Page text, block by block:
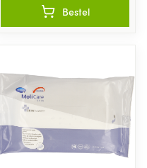
Bestel